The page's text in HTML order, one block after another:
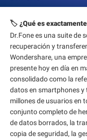
🏷️ ¿Qué es exactamente
Dr.Fone es una suite de
recuperación y
Wondershare, una
presente hoy en día en
consolidado como la
datos en smartphones y
millones de usuarios en
conjunto completo de
de datos borrados, la
copia de seguridad, la